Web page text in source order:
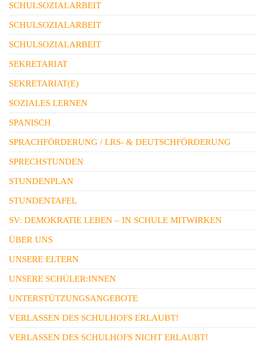
SCHULSOZIALARBEIT
SCHULSOZIALARBEIT
SCHULSOZIALARBEIT
SEKRETARIAT
SEKRETARIAT(E)
SOZIALES LERNEN
SPANISCH
SPRACHFÖRDERUNG / LRS- & DEUTSCHFÖRDERUNG
SPRECHSTUNDEN
STUNDENPLAN
STUNDENTAFEL
SV: DEMOKRATIE LEBEN – IN SCHULE MITWIRKEN
ÜBER UNS
UNSERE ELTERN
UNSERE SCHÜLER:INNEN
UNTERSTÜTZUNGSANGEBOTE
VERLASSEN DES SCHULHOFS ERLAUBT!
VERLASSEN DES SCHULHOFS NICHT ERLAUBT!